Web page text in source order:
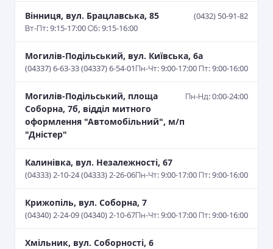
Вінниця, вул. Брацлавська, 85
(0432) 50-91-82
Вт-Пт: 9:15-17:00 Сб: 9:15-16:00
Могилів-Подільський, вул. Київська, 6а
(04337) 6-63-33 (04337) 6-54-01Пн-Чт: 9:00-17:00 Пт: 9:00-16:00
Могилів-Подільський, площа
Соборна, 7б, відділ митного
оформлення "Автомобільний", м/п
"Дністер"
Пн-Нд: 0:00-24:00
Калинівка, вул. Незалежності, 67
(04333) 2-10-24 (04333) 2-26-06Пн-Чт: 9:00-17:00 Пт: 9:00-16:00
Крижопіль, вул. Соборна, 7
(04340) 2-24-09 (04340) 2-10-67Пн-Чт: 9:00-17:00 Пт: 9:00-16:00
Хмільник, вул. Соборності, 6